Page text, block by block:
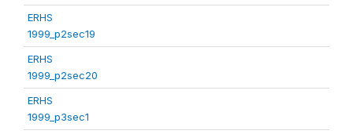
ERHS
1999_p2sec19
ERHS
1999_p2sec20
ERHS
1999_p3sec1